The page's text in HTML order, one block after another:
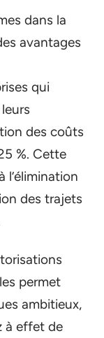
dans la
avantages
qui
des coûts
%. Cette
l’élimination
des trajets
permet
ambitieux,
à effet de